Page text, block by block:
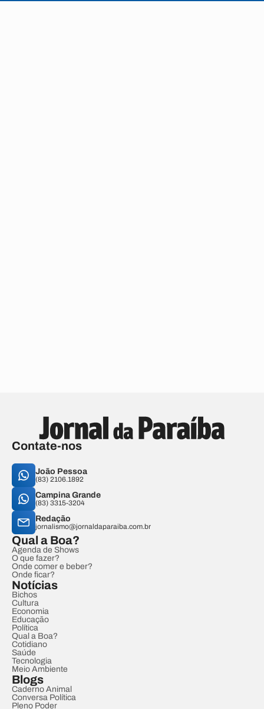
Contate-nos
João Pessoa
(83) 2106.1892
Campina Grande
(83) 3315-3204
Redação
jornalismo@jornaldaparaiba.com.br
Qual a Boa?
Agenda de Shows
O que fazer?
Onde comer e beber?
Onde ficar?
Notícias
Bichos
Cultura
Economia
Educação
Política
Qual a Boa?
Cotidiano
Saúde
Tecnologia
Meio Ambiente
Blogs
Caderno Animal
Conversa Política
Pleno Poder